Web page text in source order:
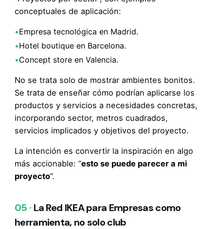
conceptuales de aplicación:
•Empresa tecnológica en Madrid.
•Hotel boutique en Barcelona.
•Concept store en Valencia.
No se trata solo de mostrar ambientes bonitos.
Se trata de enseñar cómo podrían aplicarse los
productos y servicios a necesidades concretas,
incorporando sector, metros cuadrados,
servicios implicados y objetivos del proyecto.
La intención es convertir la inspiración en algo
más accionable: “esto se puede parecer a mi
proyecto”.
05 · La Red IKEA para Empresas como
herramienta, no solo club